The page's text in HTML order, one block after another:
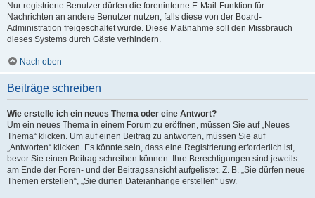
Nur registrierte Benutzer dürfen die foreninterne E-Mail-Funktion für
Nachrichten an andere Benutzer nutzen, falls diese von der Board-
Administration freigeschaltet wurde. Diese Maßnahme soll den Missbrauch
dieses Systems durch Gäste verhindern.
Nach oben
Beiträge schreiben
Wie erstelle ich ein neues Thema oder eine Antwort?
Um ein neues Thema in einem Forum zu eröffnen, müssen Sie auf „Neues
Thema“ klicken. Um auf einen Beitrag zu antworten, müssen Sie auf
„Antworten“ klicken. Es könnte sein, dass eine Registrierung erforderlich ist,
bevor Sie einen Beitrag schreiben können. Ihre Berechtigungen sind jeweils
am Ende der Foren- und der Beitragsansicht aufgelistet. Z. B. „Sie dürfen neue
Themen erstellen“, „Sie dürfen Dateianhänge erstellen“ usw.